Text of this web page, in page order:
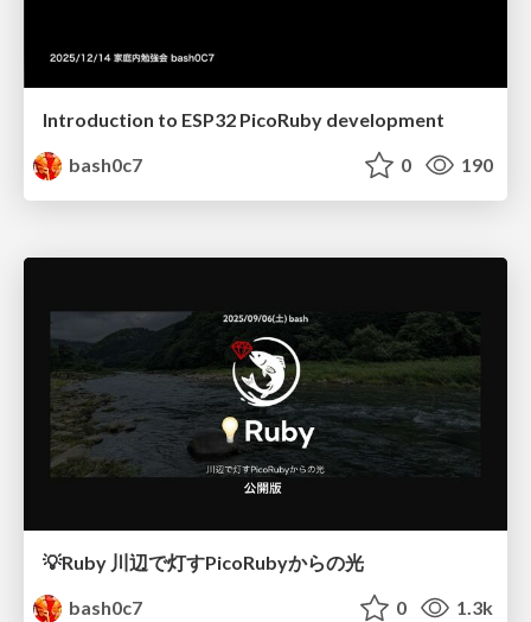
Introduction to ESP32 PicoRuby development
bash0c7
0 190
💡Ruby 川辺で灯すPicoRubyからの光
bash0c7
0 1.3k